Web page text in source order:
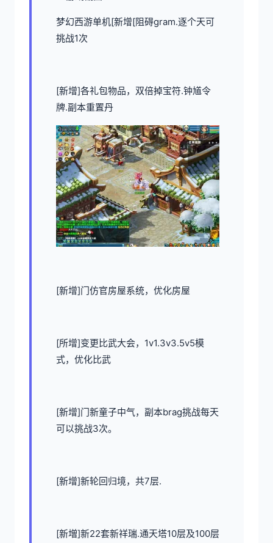
梦幻西游单机[新增[阻碍gram.逐个天可
挑战1次
[新增]各礼包物品，双倍掉宝符.钟馗令
牌.副本重置丹
[新增]门仿官房屋系统，优化房屋
[所增]变更比武大会，1v1.3v3.5v5模
式，优化比武
[新增]门新童子中气，副本brag挑战每天
可以挑战3次。
[新增]新轮回归境，共7层.
[新増]新22套新祥瑞.通天塔10层及100层